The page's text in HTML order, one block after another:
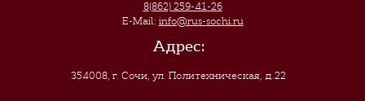
8(862) 259-41-26
E-Mail: info@rus-sochi.ru
Адрес:
354008, г. Сочи,ул. Политехническая, д.22